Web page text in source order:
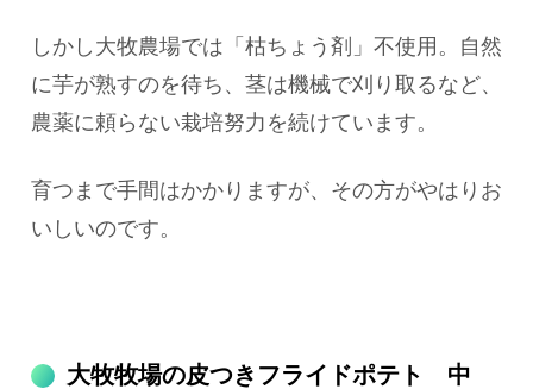
しかし大牧農場では「枯ちょう剤」不使用。自然
に芋が熟すのを待ち、茎は機械で刈り取るなど、
農薬に頼らない栽培努力を続けています。
育つまで手間はかかりますが、その方がやはりお
いしいのです。
大牧牧場の皮つきフライドポテト 中